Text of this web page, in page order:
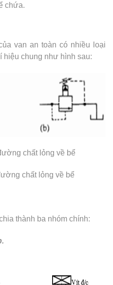
chứa.
van an toàn có nhiều loại
hiệu chung như hình sau:
chất lỏng về bể
chất lỏng về bể
thành ba nhóm chính: